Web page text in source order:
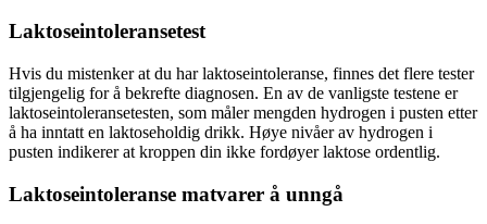
Laktoseintoleransetest
Hvis du mistenker at du har laktoseintoleranse, finnes det flere tester
tilgjengelig for å bekrefte diagnosen. En av de vanligste testene er
laktoseintoleransetesten, som måler mengden hydrogen i pusten etter
å ha inntatt en laktoseholdig drikk. Høye nivåer av hydrogen i
pusten indikerer at kroppen din ikke fordøyer laktose ordentlig.
Laktoseintoleranse matvarer å unngå